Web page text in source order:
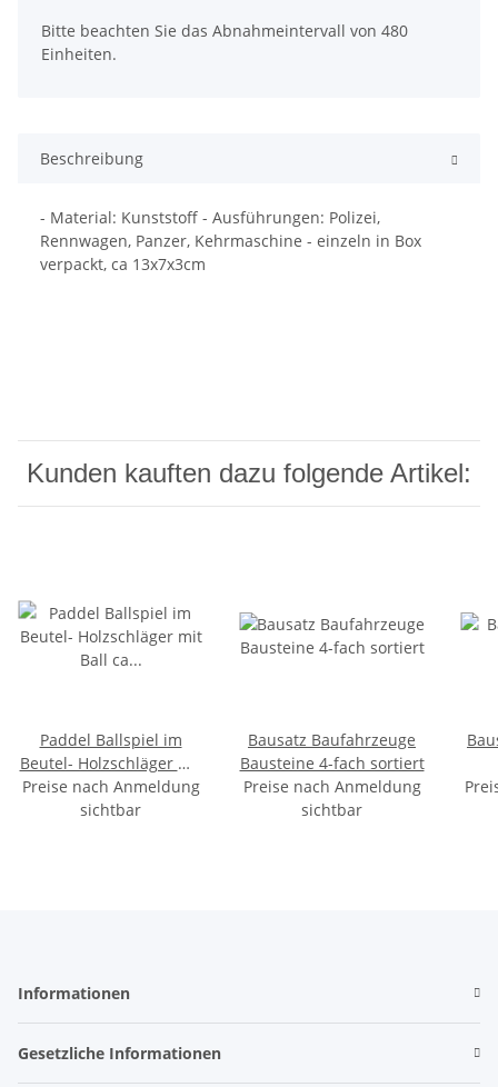
Bitte beachten Sie das Abnahmeintervall von 480
Einheiten.
Beschreibung
- Material: Kunststoff - Ausführungen: Polizei,
Rennwagen, Panzer, Kehrmaschine - einzeln in Box
verpackt, ca 13x7x3cm
Kunden kauften dazu folgende Artikel:
Paddel Ballspiel im
Beutel- Holzschläger mit
Ball ca 21-22cm
Preise nach Anmeldung
sichtbar
Bausatz Baufahrzeuge
Bausteine 4-fach sortiert
Preise nach Anmeldung
sichtbar
Informationen
Gesetzliche Informationen